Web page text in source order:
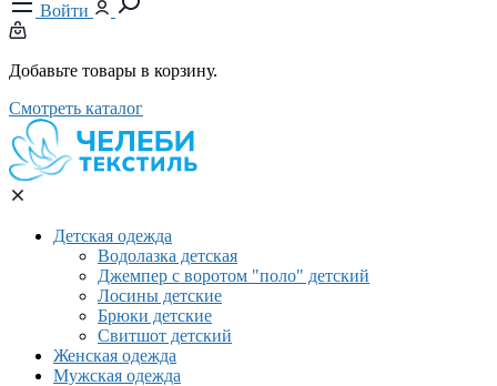
Войти
Добавьте товары в корзину.
Смотреть каталог
Детская одежда
Водолазка детская
Джемпер с воротом "поло" детский
Лосины детские
Брюки детские
Свитшот детский
Женская одежда
Мужская одежда